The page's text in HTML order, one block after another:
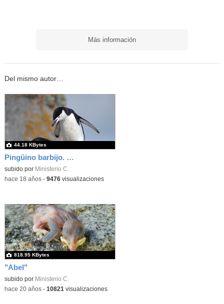
Más información
Del mismo autor…
Pingüino barbijo. El pingüino de MAX 4.0
subido por Ministerio C.
44.18 KBytes
-hace 18 años- 9476visualizaciones
"Abel"
subido por Ministerio C.
818.95 KBytes
-hace 20 años- 10821 visualizaciones